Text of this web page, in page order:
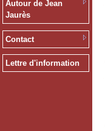
Autour de Jean
Jaurès
Contact
Lettre d'information